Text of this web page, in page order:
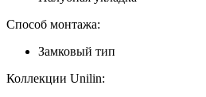
Способ монтажа:
Замковый тип
Коллекции Unilin: